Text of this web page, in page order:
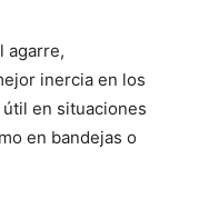
agarre,
inercia en los
en situaciones
en bandejas o